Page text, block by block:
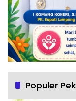
Populer